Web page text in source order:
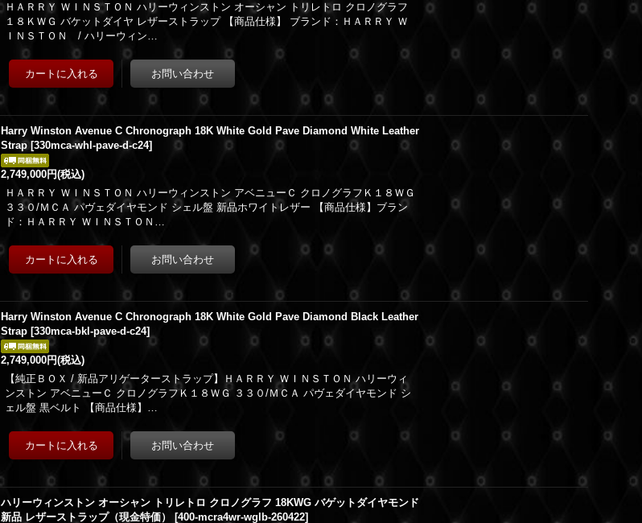
ＨＡＲＲＹ ＷＩＮＳＴＯＮ ハリーウィンストン オーシャン トリレトロ クロノグラフ
１８ＫＷＧ バケットダイヤ レザーストラップ 【商品仕様】 ブランド：ＨＡＲＲＹ Ｗ
ＩＮＳＴＯＮ / ハリーウィン…
Harry Winston Avenue C Chronograph 18K White Gold Pave Diamond White Leather
Strap [330mca-whl-pave-d-c24]
2,749,000円(税込)
ＨＡＲＲＹ ＷＩＮＳＴＯＮ ハリーウィンストン アベニューＣ クロノグラフＫ１８ＷＧ
３３０/ＭＣＡ パヴェダイヤモンド シェル盤 新品ホワイトレザー 【商品仕様】ブラン
ド：ＨＡＲＲＹ ＷＩＮＳＴＯＮ…
Harry Winston Avenue C Chronograph 18K White Gold Pave Diamond Black Leather
Strap [330mca-bkl-pave-d-c24]
2,749,000円(税込)
【純正ＢＯＸ / 新品アリゲーターストラップ】ＨＡＲＲＹ ＷＩＮＳＴＯＮ ハリーウィ
ンストン アベニューＣ クロノグラフＫ１８ＷＧ ３３０/ＭＣＡ パヴェダイヤモンド シ
ェル盤 黒ベルト 【商品仕様】…
ハリーウィンストン オーシャン トリレトロ クロノグラフ 18KWG バゲットダイヤモンド
新品 レザーストラップ（現金特価）
[400-mcra4wr-wglb-260422]